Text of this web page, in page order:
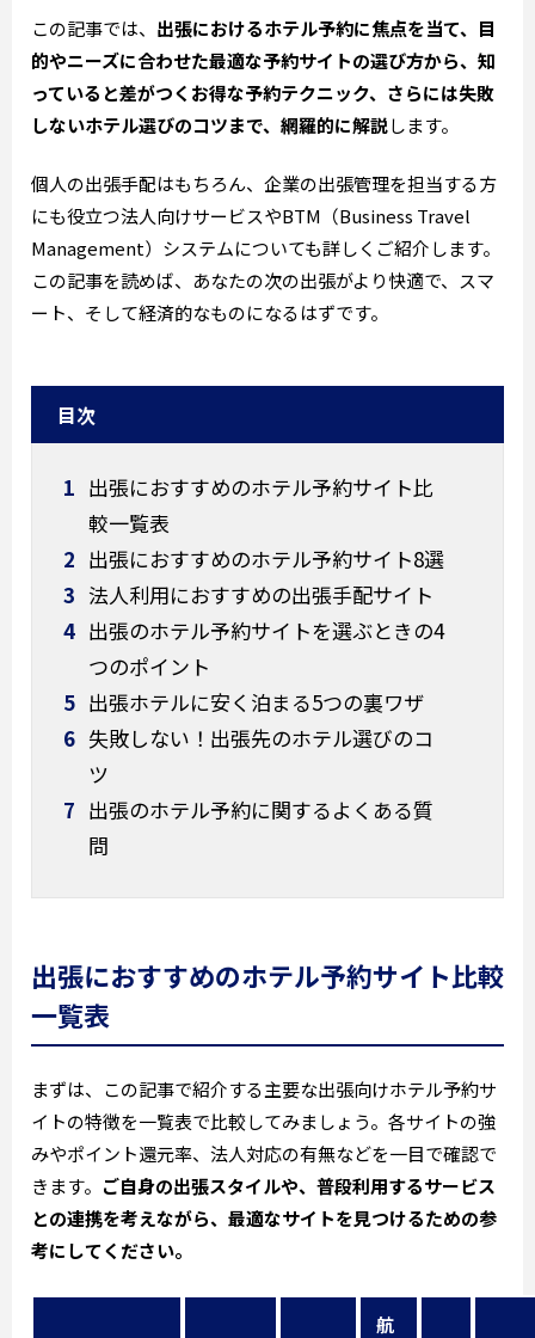
この記事では、 出張におけるホテル予約に焦点を当て、目
的やニーズに合わせた最適な予約サイトの選び方から、知
っていると差がつくお得な予約テクニック、さらには失敗
しないホテル選びのコツまで、網羅的に解説します。
個人の出張手配はもちろん、企業の出張管理を担当する方
にも役立つ法人向けサービスやBTM（Business Travel
Management）システムについても詳しくご紹介します。
この記事を読めば、あなたの次の出張がより快適で、スマ
ート、そして経済的なものになるはずです。
目次
1 出張におすすめのホテル予約サイト比
較一覧表
2 出張におすすめのホテル予約サイト8選
3 法人利用におすすめの出張手配サイト
4 出張のホテル予約サイトを選ぶときの4
つのポイント
5 出張ホテルに安く泊まる5つの裏ワザ
6 失敗しない！出張先のホテル選びのコ
ツ
7 出張のホテル予約に関するよくある質
問
出張におすすめのホテル予約サイト比較
一覧表
まずは、この記事で紹介する主要な出張向けホテル予約サ
イトの特徴を一覧表で比較してみましょう。各サイトの強
みやポイント還元率、法人対応の有無などを一目で確認で
きます。 ご自身の出張スタイルや、普段利用するサービス
との連携を考えながら、最適なサイトを見つけるための参
考にしてください。
航